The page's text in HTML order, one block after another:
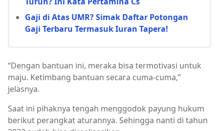
Gaji di Atas UMR? Simak Daftar Potongan
Gaji Terbaru Termasuk Iuran Tapera!
“Dengan bantuan ini, meraka bisa termotivasi untuk
maju. Ketimbang bantuan secara cuma-cuma,”
jelasnya.
Saat ini pihaknya tengah menggodok payung hukum
berikut perangkat aturannya. Sehingga nanti di tahun